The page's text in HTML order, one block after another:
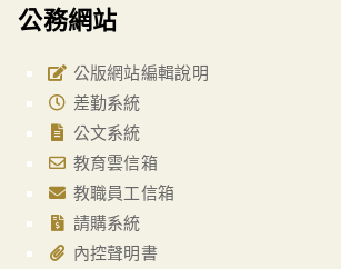
公務網站
公版網站編輯說明
差勤系統
公文系統
教育雲信箱
教職員工信箱
請購系統
內控聲明書